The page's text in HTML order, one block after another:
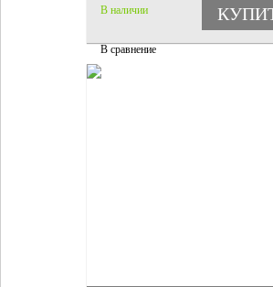
В наличии
В сравнение